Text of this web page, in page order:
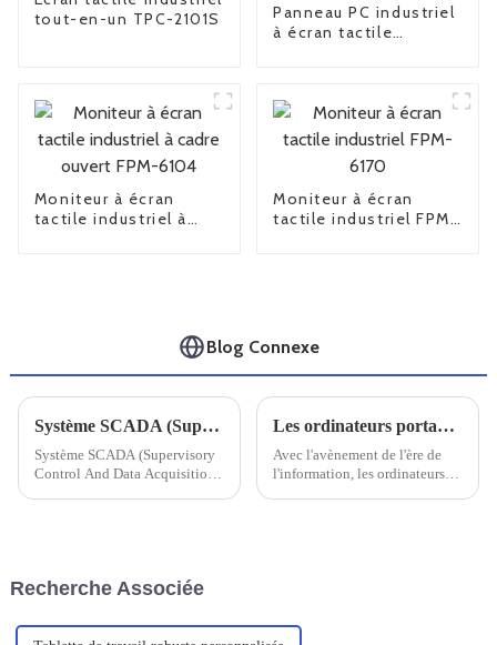
tout-en-un TPC-2101S
Panneau PC industriel
à écran tactile
Moniteur à écran
tactile industriel à
Moniteur à écran
tactile industriel FPM-
Blog Connexe
Système SCADA (Supervisory Control And Data Acquisition)
Système SCADA (Supervisory
Control And Data Acquisition),
Les ordinateurs portables renforcés nationaux sont-ils fiables ?
Avec l'avènement de l'ère de
l'information, les ordinateurs
leur efficacité...
Recherche Associée